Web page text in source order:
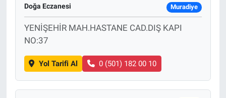
Doğa Eczanesi Muradiye
YENİŞEHİR MAH.HASTANE CAD.DIŞ KAPI
NO:37
Yol Tarifi Al 0 (501) 182 00 10